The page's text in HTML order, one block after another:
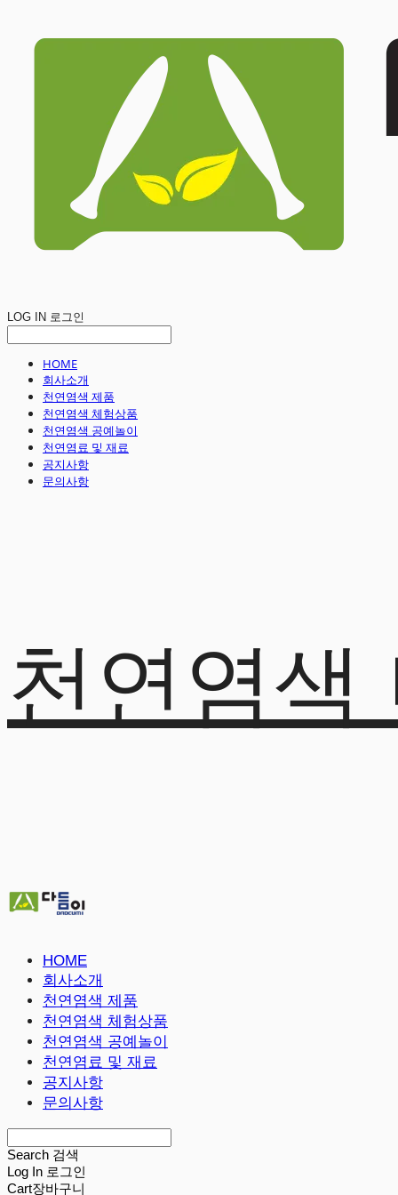
LOG IN 로그인
HOME
회사소개
천연염색 제품
천연염색 체험상품
천연염색 공예놀이
천연염료 및 재료
공지사항
문의사항
천연염색
HOME
회사소개
천연염색 제품
천연염색 체험상품
천연염색 공예놀이
천연염료 및 재료
공지사항
문의사항
Search 검색
Log In 로그인
Cart장바구니